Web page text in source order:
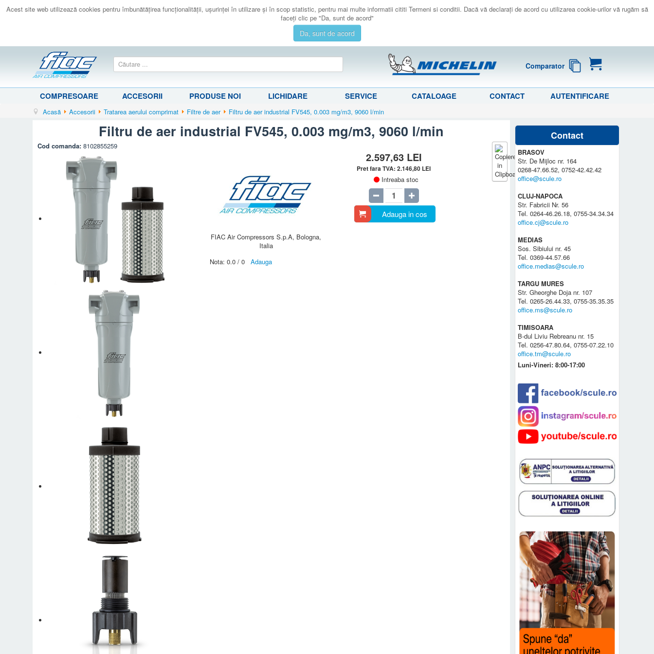
Acest site web utilizează cookies pentru îmbunătăţirea funcţionalităţii, uşurinţei în utilizare şi în scop statistic, pentru mai multe informatii cititi Termeni si conditii. Dacă vă declaraţi de acord cu utilizarea cookie-urilor vă rugăm să
faceţi clic pe "Da, sunt de acord"
Da, sunt de acord
Comparator
COMPRESOARE ACCESORII PRODUSE NOI LICHIDARE SERVICE CATALOAGE CONTACT AUTENTIFICARE
Acasă Accesorii Tratarea aerului comprimat Filtre de aer Filtru de aer industrial FV545, 0.003 mg/m3, 9060 l/min
Filtru de aer industrial FV545, 0.003 mg/m3, 9060 l/min
Cod comanda:8102855259
FIAC Air Compressors S.p.A, Bologna,
Italia
Nota: 0.0 / 0 Adauga
2.597,63 LEI
Pret fara TVA:2.146,80 LEI
Intreaba stoc
Adauga in cos
Contact
BRASOV
Str. De Mijloc nr. 164
0268-47.66.52, 0752-42.42.42
office@scule.ro
CLUJ-NAPOCA
Str. Fabricii Nr. 56
Tel. 0264-46.26.18, 0755-34.34.34
office.cj@scule.ro
MEDIAS
Sos. Sibiului nr. 45
Tel. 0369-44.57.66
office.medias@scule.ro
TARGU MURES
Str. Gheorghe Doja nr. 107
Tel. 0265-26.44.33, 0755-35.35.35
office.ms@scule.ro
TIMISOARA
B-dul Liviu Rebreanu nr. 15
Tel. 0256-47.80.64, 0755-07.22.10
office.tm@scule.ro
Luni-Vineri: 8:00-17:00